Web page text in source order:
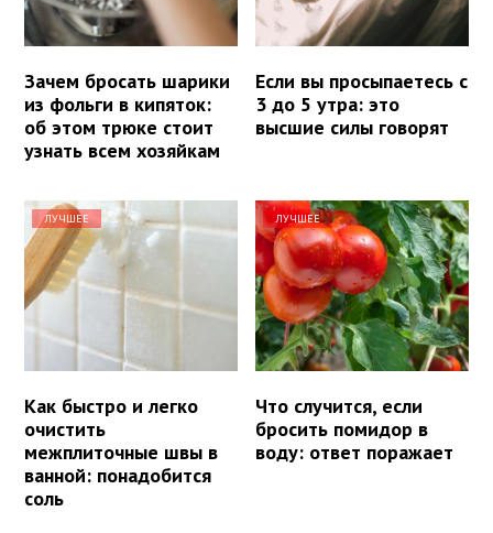
Зачем бросать шарики
из фольги в кипяток:
об этом трюке стоит
узнать всем хозяйкам
Если вы просыпаетесь с
3 до 5 утра: это
высшие силы говорят
ЛУЧШЕЕ
Как быстро и легко
очистить
межплиточные швы в
ванной: понадобится
соль
ЛУЧШЕЕ
Что случится, если
бросить помидор в
воду: ответ поражает